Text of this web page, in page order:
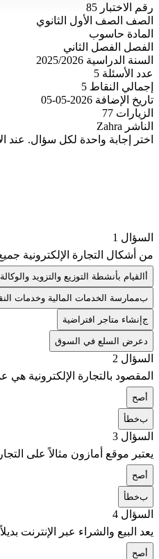
رقم الاختبار 85
الصف الصف الأول الثانوي
المادة حاسوب
الفصل الفصل الثاني
السنة الدراسية 2025/2026
عدد الأسئلة 5
إجمالي النقاط 5
تاريخ الإضافة 2026-05-05
الزيارات 77
الناشر Zahra
اختر إجابة واحدة لكل سؤال. عند
السؤال 1
من أشكال التجارة الإلكترونية
أ القيام بأنشطة التوزيع والتزويد
بممارسة الخدمات المالية وخدمات
ج إنشاء متاجر افتراضية
د عرض السلع في السوق
السؤال 2
المقصود بالتجارة الإلكترونية هي
أصح
بخطأ
السؤال 3
يعتبر موقع أمازون مثالاً على
أصح
بخطأ
السؤال 4
يعد البيع والشراء عبر الإنترنت
أصح